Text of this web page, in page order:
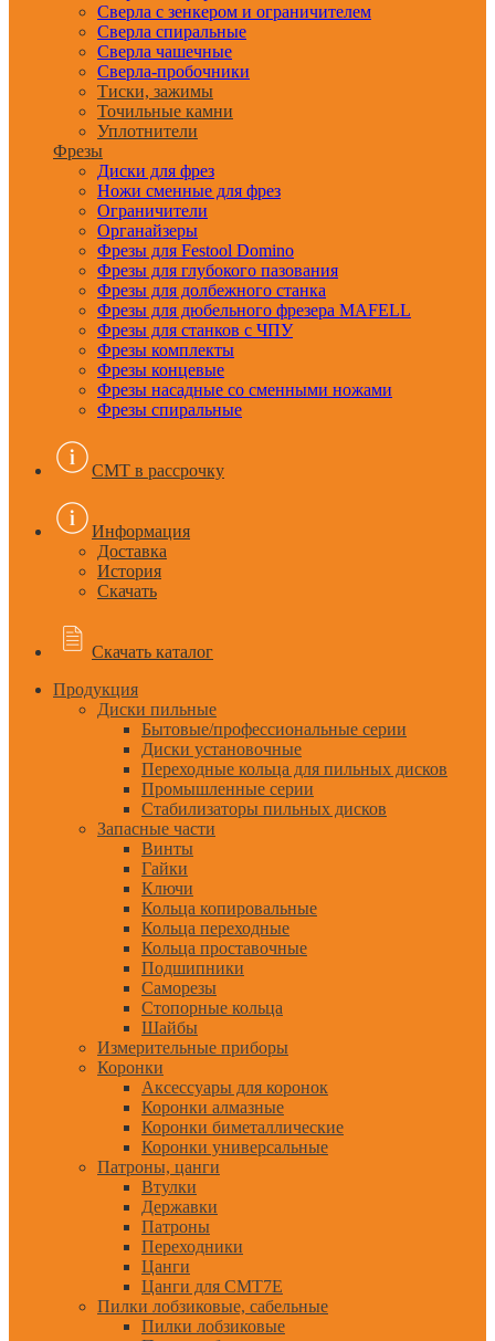
Сверла с зенкером и ограничителем
Сверла спиральные
Сверла чашечные
Сверла-пробочники
Тиски, зажимы
Точильные камни
Уплотнители
Фрезы
Диски для фрез
Ножи сменные для фрез
Ограничители
Органайзеры
Фрезы для Festool Domino
Фрезы для глубокого пазования
Фрезы для долбежного станка
Фрезы для дюбельного фрезера MAFELL
Фрезы для станков с ЧПУ
Фрезы комплекты
Фрезы концевые
Фрезы насадные со сменными ножами
Фрезы спиральные
CMT в рассрочку
Информация
Доставка
История
Скачать
Скачать каталог
Продукция
Диски пильные
Бытовые/профессиональные серии
Диски установочные
Переходные кольца для пильных дисков
Промышленные серии
Стабилизаторы пильных дисков
Запасные части
Винты
Гайки
Ключи
Кольца копировальные
Кольца переходные
Кольца проставочные
Подшипники
Саморезы
Стопорные кольца
Шайбы
Измерительные приборы
Коронки
Аксессуары для коронок
Коронки алмазные
Коронки биметаллические
Коронки универсальные
Патроны, цанги
Втулки
Державки
Патроны
Переходники
Цанги
Цанги для CMT7E
Пилки лобзиковые, сабельные
Пилки лобзиковые